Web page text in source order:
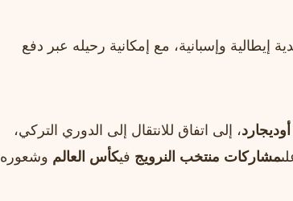
إيطالية وإسبانية، مع إمكانية رحيله عبر دفع
، إلى اتفاق للانتقال إلى الدوري التركي،
مشاركات منتخب النرويج فيكأس العالم وشعوره